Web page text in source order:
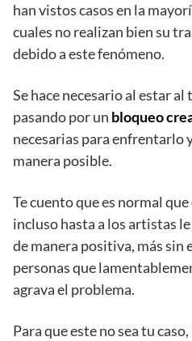
han vistos casos en la
cuales no realizan bien su
debido a este fenómeno.
Se hace necesario al estar
pasando por un bloqueo
necesarias para enfrentarlo
manera posible.
Te cuento que es normal
incluso hasta a los artistas
de manera positiva, más sin
personas que
agrava el problema.
Para que este no sea tu